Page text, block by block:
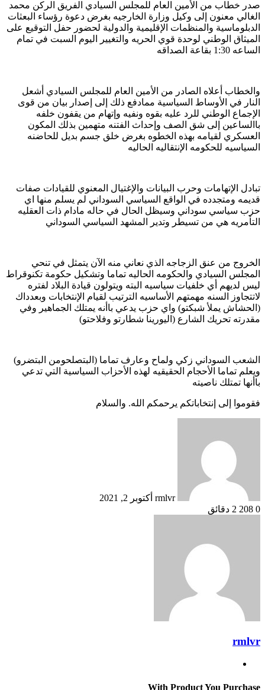
صدر خطاب من الأمين العام للمجلس السيادي الفريق الركن محمد
الغالي معنون إلى وكيل وزارة الخارجيه بغرض دعوة رؤساء البعثات
الدبلوماسية والمنظمات الإقليمية والدولية لحضور حفل التوقيع على
الميثاق الوطني لوحدة قوي الحريه والتغيير اليوم السبت في تمام
الساعه 1:30 بقاعة الصداقه
والخطاب أعلاه الصادر من الأمين العام للمجلس السيادي أشعل
النار في الأوساط السياسية ممادفع ذلك إلى إصدار بيان من قوى
الإجماع الوطني للرد عليه بقوه ونفيه وإتهام من يقفون خلفه
باالساعين إلى شق الصف وإحداث الفتنه متهمين بذلك المكون
العسكري لقيامه بهذه الخطوه بغرض خلق جسم بديل للحاضنه
السياسيه للحكومه الإنتقاليه الحاليه
تبادل الإتهامات وحرب البيانات والإغتيال المعنوي للقيادات صفات
قديمه ومتجدده في الواقع السياسي السوداني لم يسلم منها اي
حزب سياسي سوداني وسيظل الحال في حاله مادام ذات العقليه
التأمريه هي من تسيطر وتدير المشهد السياسي السوداني
الخروج من عنق الزجاجه الذي نعاني منه الآن يتمثل في تنحي
المجلس السيادي والحكومه الحاليه تماما وتشكيل حكومة تكنوقراط
ليس لديهم أي خلفيات سياسيه البته ويتولون قيادة البلاد لفتره
لاتتجاوز السنه مهمتهم الأساسيه الترتيب لقيام الإنتخابات وبعدداك
(الحشاش يملأ شبكتو) واي حزب يدعي باأنه يمتلك الجماهير وفي
مقدرته تحريك الشارع (اليورينا شطارتو وفلاحتو)
الشعب السوداني زكي ولماح وعارف تماما (البتصلحومن البتضرو)
ويعلم تماما الأحجام الحقيقيه لهذه الأحزاب السياسية التي تدعي
باأنها تمتلك ناصيته
فقوموا إلى إنتخاباتكم يرحمكم الله. والسلام
rmlvr أكتوبر 2, 2021
0
2 دقائق
rmlvr
With Product You Purchase